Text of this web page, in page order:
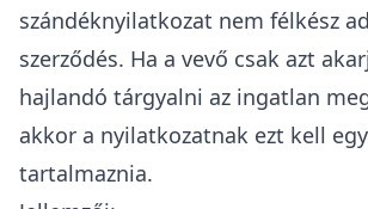
szándéknyilatkozat nem félkész
szerződés. Ha a vevő csak azt
hajlandó tárgyalni az ingatlan
akkor a nyilatkozatnak ezt kell
tartalmaznia.